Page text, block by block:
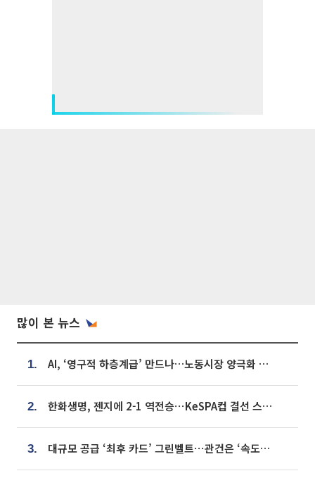
많이 본 뉴스
1. AI, ‘영구적 하층계급’ 만드나…노동시장 양극화 경고
2. 한화생명, 젠지에 2-1 역전승⋯KeSPA컵 결선 스테이지 2 직행
3. 대규모 공급 ‘최후 카드’ 그린벨트⋯관건은 ‘속도’ [주택공급 승부수의 조건]